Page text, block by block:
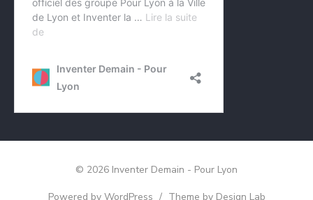
© 2026 Inventer Demain - Pour Lyon
Powered by WordPress / Theme by Design Lab